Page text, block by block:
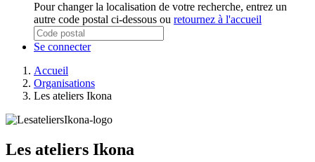
Pour changer la localisation de votre recherche, entrez un
autre code postal ci-dessous ou retournez à l'accueil
Se connecter
Accueil
Organisations
Les ateliers Ikona
Les ateliers Ikona